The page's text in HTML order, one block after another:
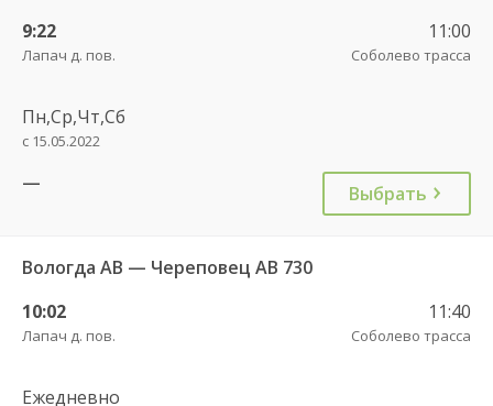
9:22
Лапач д. пов.
11:00
Соболево трасса
Пн,Ср,Чт,Сб
с 15.05.2022
— Выбрать
Вологда АВ — Череповец АВ 730
10:02
Лапач д. пов.
11:40
Соболево трасса
Ежедневно